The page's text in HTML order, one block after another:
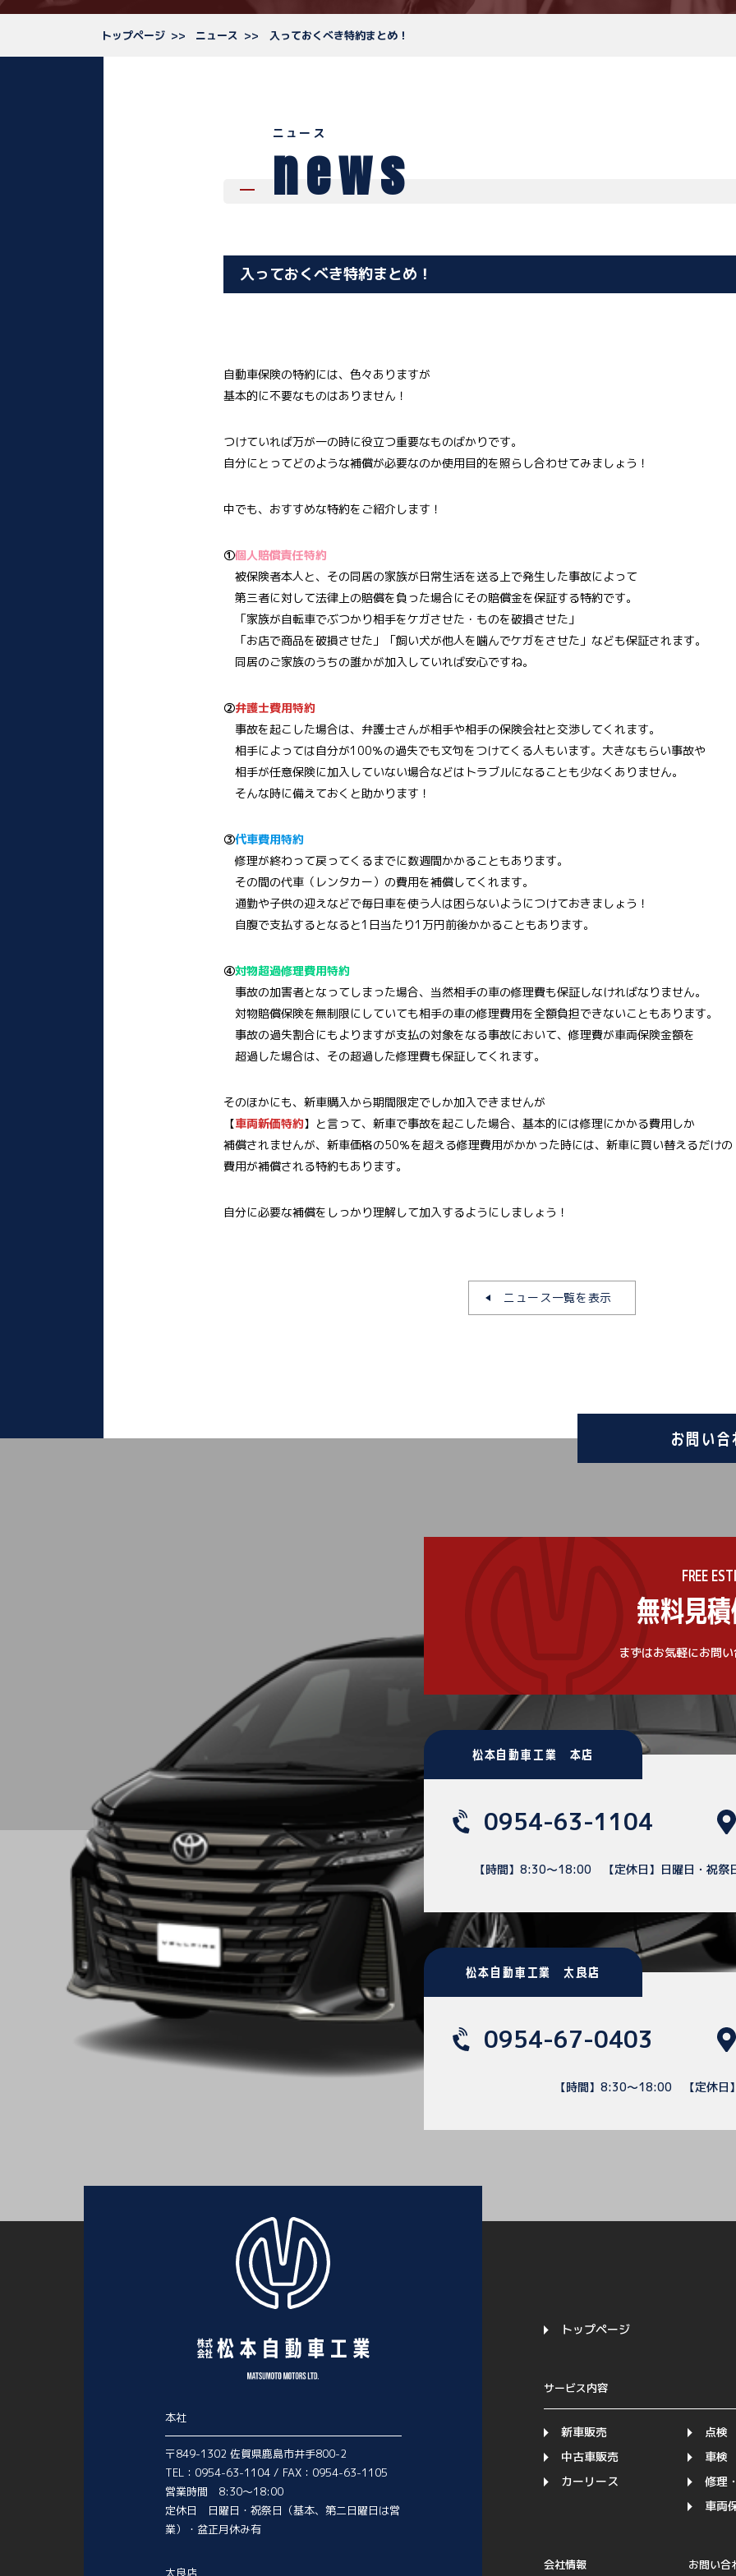
トップページ ニュース 入っておくべき特約まとめ！
ニュース
news
入っておくべき特約まとめ！
自動車保険の特約には、色々ありますが
基本的に不要なものはありません！
つけていれば万が一の時に役立つ重要なものばかりです。
自分にとってどのような補償が必要なのか使用目的を照らし合わせてみましょう！
中でも、おすすめな特約をご紹介します！
①個人賠償責任特約
被保険者本人と、その同居の家族が日常生活を送る上で発生した事故によって
第三者に対して法律上の賠償を負った場合にその賠償金を保証する特約です。
「家族が自転車でぶつかり相手をケガさせた・ものを破損させた」
「お店で商品を破損させた」「飼い犬が他人を噛んでケガをさせた」なども保証されます。
同居のご家族のうちの誰かが加入していれば安心ですね。
②弁護士費用特約
事故を起こした場合は、弁護士さんが相手や相手の保険会社と交渉してくれます。
相手によっては自分が100％の過失でも文句をつけてくる人もいます。大きなもらい事故や
相手が任意保険に加入していない場合などはトラブルになることも少なくありません。
そんな時に備えておくと助かります！
③代車費用特約
修理が終わって戻ってくるまでに数週間かかることもあります。
その間の代車（レンタカー）の費用を補償してくれます。
通勤や子供の迎えなどで毎日車を使う人は困らないようにつけておきましょう！
自腹で支払するとなると1日当たり1万円前後かかることもあります。
④対物超過修理費用特約
事故の加害者となってしまった場合、当然相手の車の修理費も保証しなければなりません。
対物賠償保険を無制限にしていても相手の車の修理費用を全額負担できないこともあります。
事故の過失割合にもよりますが支払の対象をなる事故において、修理費が車両保険金額を
超過した場合は、その超過した修理費も保証してくれます。
そのほかにも、新車購入から期間限定でしか加入できませんが
【車両新価特約】と言って、新車で事故を起こした場合、基本的には修理にかかる費用しか
補償されませんが、新車価格の50％を超える修理費用がかかった時には、新車に買い替えるだけの
費用が補償される特約もあります。
自分に必要な補償をしっかり理解して加入するようにしましょう！
ニュース一覧を表示
お問い
FREE
無料見
まずはお気軽にお問
松本自動車工業 本店
0954-63-1104
【時間】8:30～18:00 【定休日】日曜日・祝
松本自動車工業 太良店
0954-67-0403
【時間】8:30～18:00 【定休
本社
〒849-1302 佐賀県鹿島市井手800-2
TEL：0954-63-1104 / FAX：0954-63-1105
営業時間 8:30～18:00
定休日 日曜日・祝祭日（基本、第二日曜日は営
業）・盆正月休み有
トップページ
サービス内容
新車販売
中古車販売
カーリース
点検
車検
修理
車両
会社情報 お問い合